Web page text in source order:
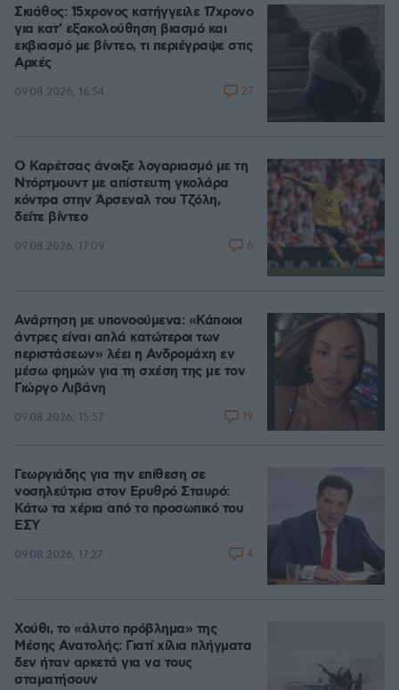
Σκιάθος: 15χρονος κατήγγειλε 17χρονο
για κατ' εξακολούθηση βιασμό και
εκβιασμό με βίντεο, τι περιέγραψε στις
Αρχές
09.08.2026, 16:54 27
Ο Καρέτσας άνοιξε λογαριασμό με τη
Ντόρτμουντ με απίστευτη γκολάρα
κόντρα στην Άρσεναλ του Τζόλη,
δείτε βίντεο
09.08.2026, 17:09 6
Ανάρτηση με υπονοούμενα: «Κάποιοι
άντρες είναι απλά κατώτεροι των
περιστάσεων» λέει η Ανδρομάχη εν
μέσω φημών για τη σχέση της με τον
Γιώργο Λιβάνη
09.08.2026, 15:57 19
Γεωργιάδης για την επίθεση σε
νοσηλεύτρια στον Ερυθρό Σταυρό:
Κάτω τα χέρια από το προσωπικό του
ΕΣΥ
09.08.2026, 17:27 4
Χούθι, το «άλυτο πρόβλημα» της
Μέσης Ανατολής: Γιατί χίλια πλήγματα
δεν ήταν αρκετά για να τους
σταματήσουν